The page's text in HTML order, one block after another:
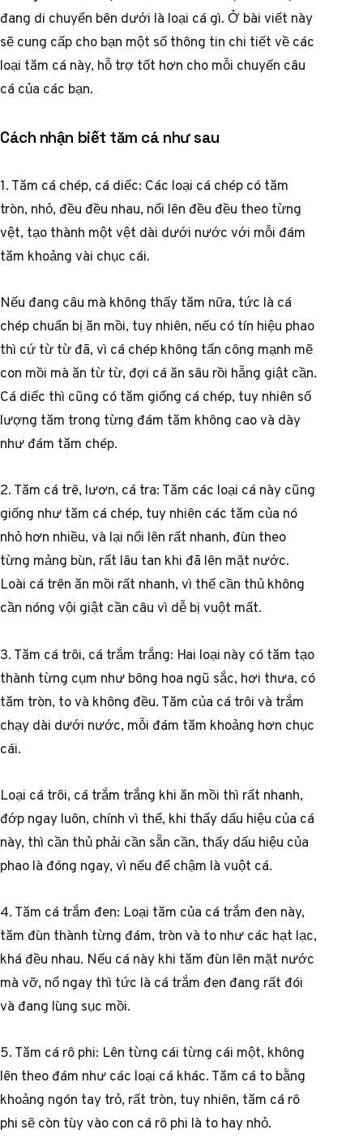
đang di chuyển bên dưới là loại cá gì. Ở bài viết này
sẽ cung cấp cho bạn một số thông tin chi tiết về các
loại tăm cá này, hỗ trợ tốt hơn cho mỗi chuyến câu
cá của các bạn.
Cách nhận biết tăm cá như sau
1. Tăm cá chép, cá diếc: Các loại cá chép có tăm
tròn, nhỏ, đều đều nhau, nổi lên đều đều theo từng
vệt, tạo thành một vệt dài dưới nước với mỗi đám
tăm khoảng vài chục cái.
Nếu đang câu mà không thấy tăm nữa, tức là cá
chép chuẩn bị ăn mồi, tuy nhiên, nếu có tín hiệu phao
thì cứ từ từ đã, vì cá chép không tấn công mạnh mẽ
con mồi mà ăn từ từ, đợi cá ăn sâu rồi hẵng giật cần.
Cá diếc thì cũng có tăm giống cá chép, tuy nhiên số
lượng tăm trong từng đám tăm không cao và dày
như đám tăm chép.
2. Tăm cá trê, lươn, cá tra: Tăm các loại cá này cũng
giống như tăm cá chép, tuy nhiên các tăm của nó
nhỏ hơn nhiều, và lại nổi lên rất nhanh, đùn theo
từng mảng bùn, rất lâu tan khi đã lên mặt nước.
Loài cá trên ăn mồi rất nhanh, vì thế cần thủ không
cần nóng vội giật cần câu vì dễ bị vuột mất.
3. Tăm cá trôi, cá trắm trắng: Hai loại này có tăm tạo
thành từng cụm như bông hoa ngũ sắc, hơi thưa, có
tăm tròn, to và không đều. Tăm của cá trôi và trắm
chạy dài dưới nước, mỗi đám tăm khoảng hơn chục
cái.
Loại cá trôi, cá trắm trắng khi ăn mồi thì rất nhanh,
đớp ngay luôn, chính vì thế, khi thấy dấu hiệu của cá
này, thì cần thủ phải cần sẵn cần, thấy dấu hiệu của
phao là đóng ngay, vì nếu để chậm là vuột cá.
4. Tăm cá trắm đen: Loại tăm của cá trắm đen này,
tăm đùn thành từng đám, tròn và to như các hạt lạc,
khá đều nhau. Nếu cá này khi tăm đùn lên mặt nước
mà vỡ, nổ ngay thì tức là cá trắm đen đang rất đói
và đang lùng sục mồi.
5. Tăm cá rô phi: Lên từng cái từng cái một, không
lên theo đám như các loại cá khác. Tăm cá to bằng
khoảng ngón tay trỏ, rất tròn, tuy nhiên, tăm cá rô
phi sẽ còn tùy vào con cá rô phi là to hay nhỏ.